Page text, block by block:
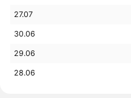
27.07
30.06
29.06
28.06